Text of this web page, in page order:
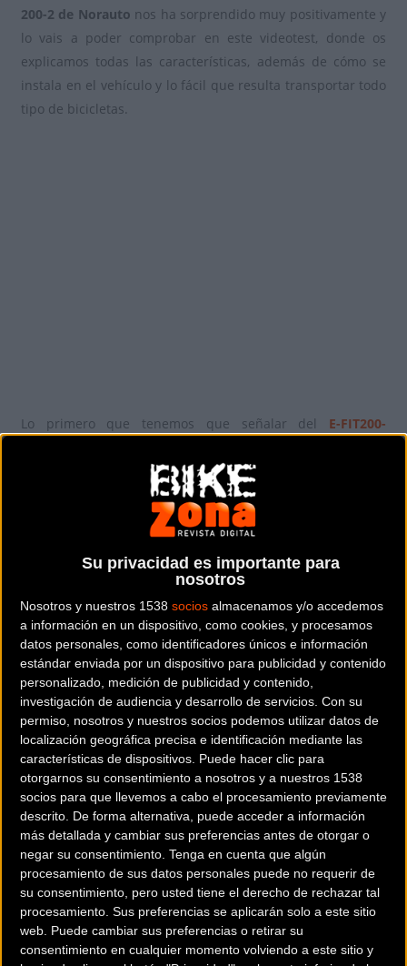
Su privacidad es importante para
nosotros
Nosotros y nuestros 1538 socios almacenamos y/o accedemos
a información en un dispositivo, como cookies, y procesamos
datos personales, como identificadores únicos e información
estándar enviada por un dispositivo para publicidad y contenido
personalizado, medición de publicidad y contenido,
investigación de audiencia y desarrollo de servicios. Con su
permiso, nosotros y nuestros socios podemos utilizar datos de
localización geográfica precisa e identificación mediante las
características de dispositivos. Puede hacer clic para
otorgarnos su consentimiento a nosotros y a nuestros 1538
socios para que llevemos a cabo el procesamiento previamente
descrito. De forma alternativa, puede acceder a información
más detallada y cambiar sus preferencias antes de otorgar o
negar su consentimiento. Tenga en cuenta que algún
procesamiento de sus datos personales puede no requerir de
su consentimiento, pero usted tiene el derecho de rechazar tal
procesamiento. Sus preferencias se aplicarán solo a este sitio
web. Puede cambiar sus preferencias o retirar su
consentimiento en cualquier momento volviendo a este sitio y
200-2 de Norauto nos ha sorprendido muy positivamente y
lo vais a poder comprobar en este videotest, donde os
explicamos todas las características, además de cómo se
instala en el vehículo y lo fácil que resulta transportar todo
tipo de bicicletas.
Lo primero que tenemos que señalar del E-FIT200-
certificación XPR 18904-4
alto nivel de calidad y resistencia.
Como indica su terminación en su nomenclatura “2” está
ideado para el transporte de dos bicicletas de un máximo
de 30 kiloscada una, lo que nos garantiza que soporta
hasta las e-Bikes más pesadas del mercado. Si queremos
transportar tres bicicletas tendríamos que ir a la opción de
unraíl supletorio(incluido en el catálogo como opcional) o
al modeloE-FIT 100-3 ,de características muy similares al
modelo del que en esta ocasión os estamos hablando.
Muchas son las cosas que resultan muy sobresalientes en